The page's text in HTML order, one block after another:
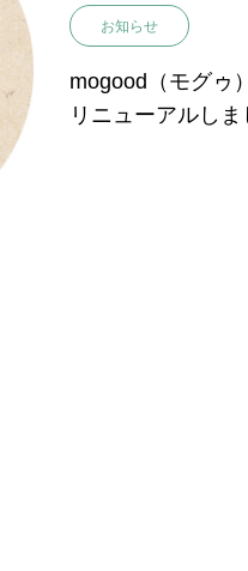
お知らせ
mogood（モグゥ
リニューアルしま